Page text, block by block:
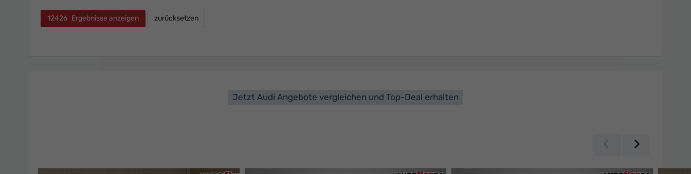
12426 Ergebnisse anzeigen zurücksetzen
Jetzt Audi Angebote vergleichen und Top-Deal erhalten
Zurück